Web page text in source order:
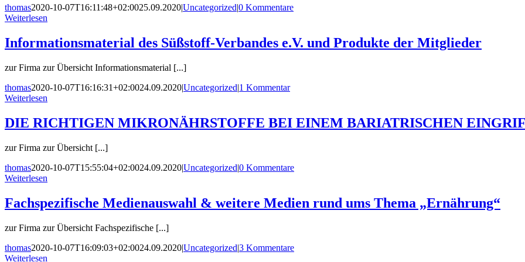
thomas2020-10-07T16:11:48+02:0025.09.2020|Uncategorized|0 Kommentare
Weiterlesen
Informationsmaterial des Süßstoff-Verbandes e.V. und Produkte der Mitglieder
zur Firma zur Übersicht Informationsmaterial [...]
thomas2020-10-07T16:16:31+02:0024.09.2020|Uncategorized|1 Kommentar
Weiterlesen
DIE RICHTIGEN MIKRONÄHRSTOFFE BEI EINEM BARIATRISCHEN
zur Firma zur Übersicht [...]
thomas2020-10-07T15:55:04+02:0024.09.2020|Uncategorized|0 Kommentare
Weiterlesen
Fachspezifische Medienauswahl & weitere Medien rund ums Thema „Ernährung“
zur Firma zur Übersicht Fachspezifische [...]
thomas2020-10-07T16:09:03+02:0024.09.2020|Uncategorized|3 Kommentare
Weiterlesen